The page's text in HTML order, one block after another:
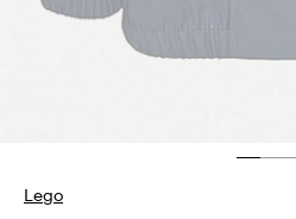
Lego